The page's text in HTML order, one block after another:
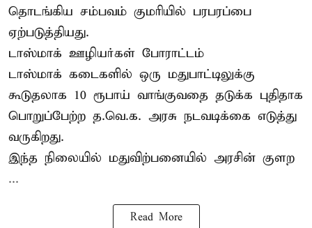
தொடங்கிய சம்பவம் குமரியில் பரபரப்பை
ஏற்படுத்தியது.
டாஸ்மாக் ஊழியர்கள் போராட்டம்
டாஸ்மாக் கடைகளில் ஒரு மதுபாட்டிலுக்கு
கூடுதலாக 10 ரூபாய் வாங்குவதை தடுக்க புதிதாக
பொறுப்பேற்ற த.வெ.க. அரசு நடவடிக்கை எடுத்து
வருகிறது.
இந்த நிலையில் மதுவிற்பனையில் அரசின் குளற
...
Read More